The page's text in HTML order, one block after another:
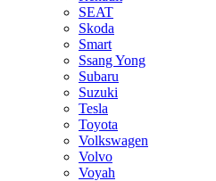
SEAT
Skoda
Smart
Ssang Yong
Subaru
Suzuki
Tesla
Toyota
Volkswagen
Volvo
Voyah